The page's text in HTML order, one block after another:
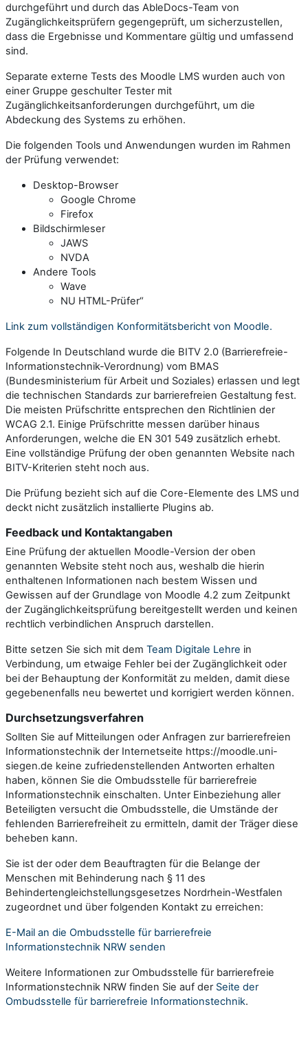
durchgeführt und durch das AbleDocs-Team von
Zugänglichkeitsprüfern gegengeprüft, um sicherzustellen,
dass die Ergebnisse und Kommentare gültig und umfassend
sind.
Separate externe Tests des Moodle LMS wurden auch von
einer Gruppe geschulter Tester mit
Zugänglichkeitsanforderungen durchgeführt, um die
Abdeckung des Systems zu erhöhen.
Die folgenden Tools und Anwendungen wurden im Rahmen
der Prüfung verwendet:
Desktop-Browser
Google Chrome
Firefox
Bildschirmleser
JAWS
NVDA
Andere Tools
Wave
NU HTML-Prüfer“
Link zum vollständigen Konformitätsbericht von Moodle.
Folgende In Deutschland wurde die BITV 2.0 (Barrierefreie-
Informationstechnik-Verordnung) vom BMAS
(Bundesministerium für Arbeit und Soziales) erlassen und legt
die technischen Standards zur barrierefreien Gestaltung fest.
Die meisten Prüfschritte entsprechen den Richtlinien der
WCAG 2.1. Einige Prüfschritte messen darüber hinaus
Anforderungen, welche die EN 301 549 zusätzlich erhebt.
Eine vollständige Prüfung der oben genannten Website nach
BITV-Kriterien steht noch aus.
Die Prüfung bezieht sich auf die Core-Elemente des LMS und
deckt nicht zusätzlich installierte Plugins ab.
Feedback und Kontaktangaben
Eine Prüfung der aktuellen Moodle-Version der oben
genannten Website steht noch aus, weshalb d​​​​​​​​​​​​​​​​​ie hierin
enthaltenen Informationen nach bestem Wissen und
Gewissen auf der Grundlage von Moodle 4.2 zum Zeitpunkt
der Zugänglichkeitsprüfung bereitgestellt werden und keinen
rechtlich verbindlichen Anspruch darstellen.
Bitte setzen Sie sich mit dem Team Digitale Lehre in
Verbindung, um etwaige Fehler bei der Zugänglichkeit oder
bei der Behauptung der Konformität zu melden, damit diese
gegebenenfalls neu bewertet und korrigiert werden können.
Durchsetzungsverfahren
Sollten Sie auf Mitteilungen oder Anfragen zur barrierefreien
Informationstechnik der Internetseite https://moodle.uni-
siegen.de keine zufriedenstellenden Antworten erhalten
haben, können Sie die Ombudsstelle für barrierefreie
Informationstechnik einschalten. Unter Einbeziehung aller
Beteiligten versucht die Ombudsstelle, die Umstände der
fehlenden Barrierefreiheit zu ermitteln, damit der Träger diese
beheben kann.
Sie ist der oder dem Beauftragten für die Belange der
Menschen mit Behinderung nach § 11 des
Behindertengleichstellungsgesetzes Nordrhein-Westfalen
zugeordnet und über folgenden Kontakt zu erreichen:
E-Mail an die Ombudsstelle für barrierefreie
Informationstechnik NRW senden
Weitere Informationen zur Ombudsstelle für barrierefreie
Informationstechnik NRW finden Sie auf der Seite der
Ombudsstelle für barrierefreie Informationstechnik.